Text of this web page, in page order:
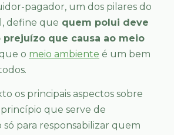
pagador, um dos pilares do
define que quem polui deve
que causa ao meio
o meio ambiente é um bem
os principais aspectos sobre
que serve de
para responsabilizar quem